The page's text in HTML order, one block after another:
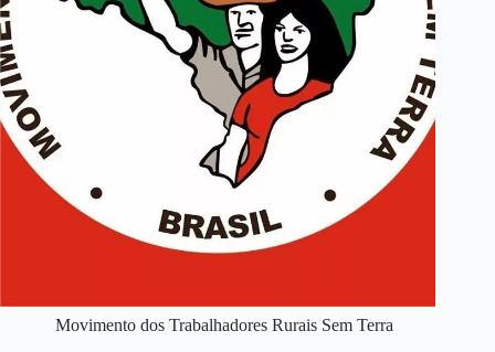
Movimento dos Trabalhadores Rurais Sem Terra